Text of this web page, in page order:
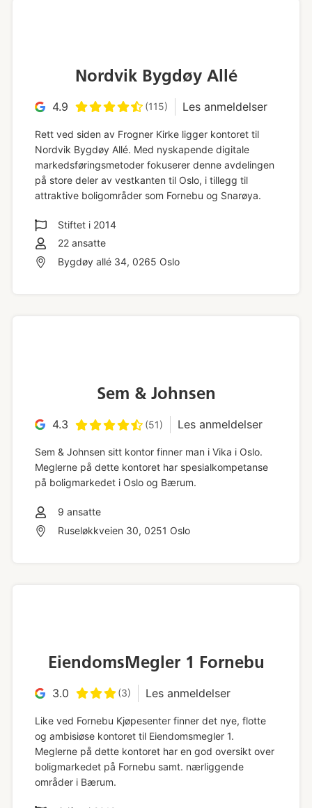
Nordvik Bygdøy Allé
4.9 (115) Les anmeldelser
Rett ved siden av Frogner Kirke ligger kontoret til
Nordvik Bygdøy Allé. Med nyskapende digitale
markedsføringsmetoder fokuserer denne avdelingen
på store deler av vestkanten til Oslo, i tillegg til
attraktive boligområder som Fornebu og Snarøya.
Stiftet i 2014
22ansatte
Bygdøy allé 34, 0265 Oslo
Sem & Johnsen
4.3 (51) Les anmeldelser
Sem & Johnsen sitt kontor finner man i Vika i Oslo.
Meglerne på dette kontoret har spesialkompetanse
på boligmarkedet i Oslo og Bærum.
9 ansatte
Ruseløkkveien 30, 0251 Oslo
EiendomsMegler 1 Fornebu
3.0 (3) Les anmeldelser
Like ved Fornebu Kjøpesenter finner det nye, flotte
og ambisiøse kontoret til Eiendomsmegler 1.
Meglerne på dette kontoret har en god oversikt over
boligmarkedet på Fornebu samt. nærliggende
områder i Bærum.